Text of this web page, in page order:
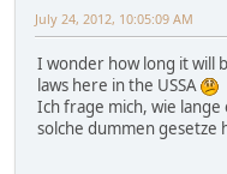
July 24, 2012, 10:05:09 AM
I wonder how long it will
laws here in the USSA
Ich frage mich, wie
solche dummen gesetze